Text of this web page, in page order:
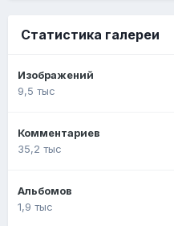
Статистика галереи
Изображений
9,5 тыс
Комментариев
35,2 тыс
Альбомов
1,9 тыс